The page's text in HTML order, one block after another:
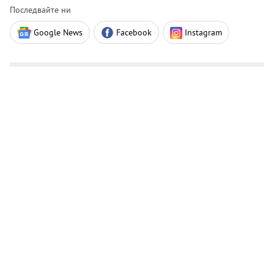
Последвайте ни
Google News Facebook Instagram